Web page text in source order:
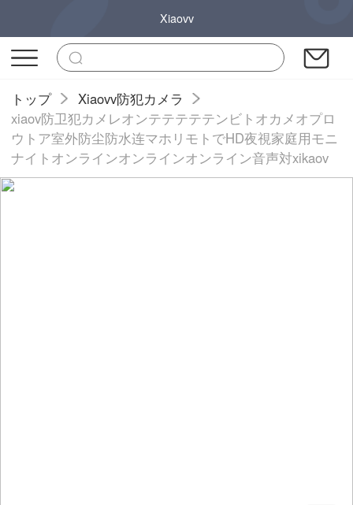
Xiaovv
トップ
Xiaovv防犯カメラ
xiaov防卫犯カメレオンテテテテテンビトオカメオプロ
ウトア室外防尘防水连マホリモトでHD夜視家庭用モニ
ナイトオンラインオンラインオンライン音声対xikaov